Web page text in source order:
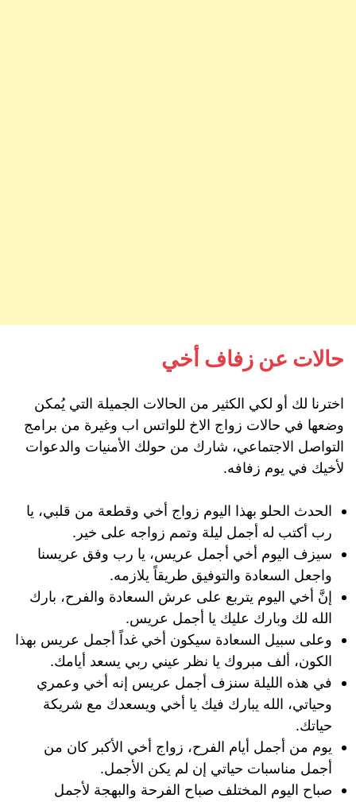
حالات عن زفاف أخي
اخترنا لك أو لكي الكثير من الحالات الجميلة التي يُمكن
وضعها في حالات زواج الاخ للواتس اب وغيرة من برامج
التواصل الاجتماعي، شارك من حولك الأمنيات والدعوات
لأخيك في يوم زفافه.
الحدث الحلو بهذا اليوم زواج أخي وقطعة من قلبي، يا
رب أكتب له أجمل ليلة وتمم زواجه على خير.
سيزف اليوم أخي أجمل عريس، يا رب وفق عريسنا
واجعل السعادة والتوفيق طريقاً يلازمه.
إنَّ أخي اليوم يتربع على عرش السعادة والفرح، بارك
الله لك وبارك عليك يا أجمل عريس.
وعلى سبيل السعادة سيكون أخي غداً أجمل عريس بهذا
الكون، ألف مبروك يا نظر عيني ربي يسعد أيامك.
في هذه الليلة سنزف أجمل عريس إنه أخي وعمري
وحياتي، الله يبارك فيك يا أخي ويسعدك مع شريكة
حياتك.
يوم من أجمل أيام الفرح، زواج أخي الأكبر كان من
أجمل مناسبات حياتي إن لم يكن الأجمل.
صباح اليوم المختلف صباح الفرحة والبهجة لأجمل